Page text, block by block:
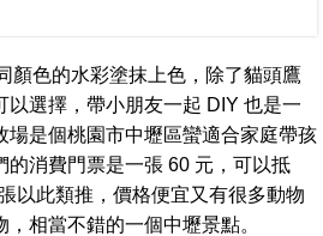
顏色的水彩塗抹上色，除了貓頭鷹
以選擇，帶小朋友一起 DIY 也是一
場是個桃園市中壢區蠻適合家庭帶孩
的消費門票是一張 60 元，可以抵
以此類推，價格便宜又有很多動物
相當不錯的一個中壢景點。